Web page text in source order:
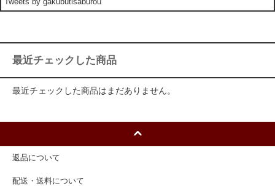
最近チェックした商品
最近チェックした商品はまだありません。
返品について
配送・送料について